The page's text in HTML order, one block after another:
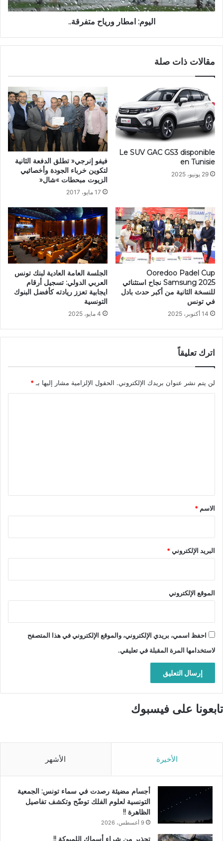
اليوم: امطار ورياح متفرقة..
مقالات ذات صلة
Le SUV GAC GS3 disponible
en Tunisie
29 يونيو، 2025
فيفو إنرجي« تطلق الدفعة الثانية
لتكوين خرباء الجودة وأخصائيي
الزيوت مبحطات »شال«
17 مايو، 2017
Ooredoo Padel Cup
Samsung 2025 نجاح استثنائي
للنسخة الثانية من أكبر حدث بادل
في تونس
14 أكتوبر، 2025
الجلسة العامة العادية لبنك تونس
العربي الدولي: تسجيل أرقام
ايجابية تعزز ريادته كأفضل البنوك
التونسية
4 مايو، 2025
اترك تعليقاً
لن يتم نشر عنوان بريدك الإلكتروني. الحقول الإلزامية مشار إليها بـ *
*
الاسم *
البريد الإلكتروني*
الموقع الإلكتروني
احفظ اسمي، بريدي الإلكتروني، والموقع الإلكتروني في هذا المتصفح
لاستخدامها المرة المقبلة في تعليقي.
تابعونا على فيسبوك
الأخيرة الأشهر
أجسام مضيئة رصدت في سماء تونس: الجمعية
التونسية لعلوم الفلك توضّح وتكشف تفاصيل
الظاهرة !!
9 أغسطس، 2026
تحذير من شراء أسماك اللمبوكة !!